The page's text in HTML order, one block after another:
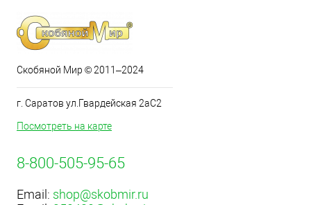
Скобяной Мир © 2011–2024
г. Саратов ул.Гвардейская 2аС2
Посмотреть на карте
8-800-505-95-65
Email: shop@skobmir.ru